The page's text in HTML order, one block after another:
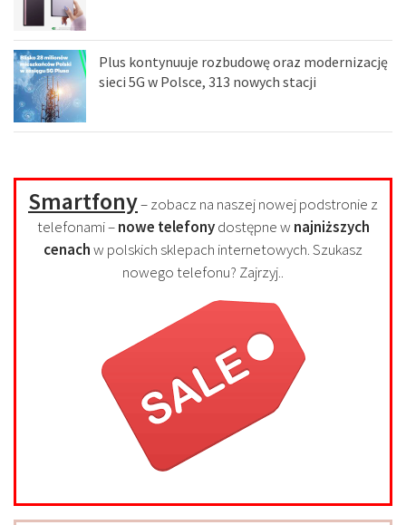
Plus kontynuuje rozbudowę oraz modernizację
sieci 5G w Polsce, 313 nowych stacji
Smartfony– zobacz na naszej nowej podstronie z
telefonami –nowe telefonydostępne w najniższych
cenachw polskich sklepach internetowych. Szukasz
nowego telefonu? Zajrzyj..